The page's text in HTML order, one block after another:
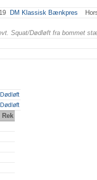
DM Klassisk Bænkpres
Squat/Dødløft fra bommet
Dødløft
Dødløft
Rek